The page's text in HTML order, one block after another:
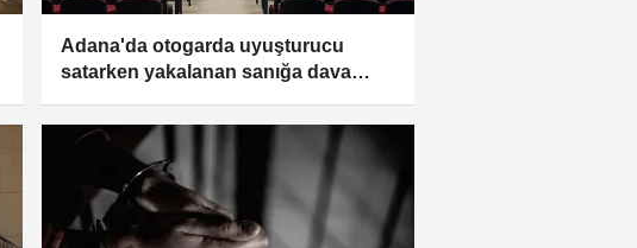
Adana'da otogarda uyuşturucu
satarken yakalanan sanığa dava